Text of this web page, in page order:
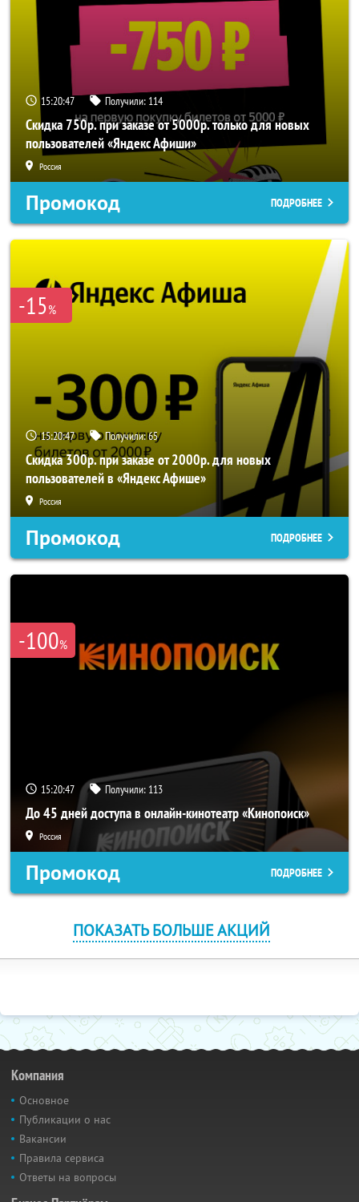
15:20:47 Получили: 114
Скидка 750р. при заказе от 5000р. только для новых
пользователей «Яндекс Афиши»
Россия
Промокод ПОДРОБНЕЕ
-15%
15:20:47 Получили:65
Скидка 300р. при заказе от 2000р. для новых
пользователей в «Яндекс Афише»
Россия
Промокод ПОДРОБНЕЕ
-100%
15:20:47 Получили: 113
До 45 дней доступа в онлайн-кинотеатр «Кинопоиск»
Россия
Промокод ПОДРОБНЕЕ
ПОКАЗАТЬ БОЛЬШЕ АКЦИЙ
Компания
Основное
Публикации о нас
Вакансии
Правила сервиса
Ответы на вопросы